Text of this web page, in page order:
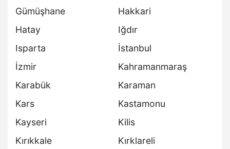
Gümüşhane
Hakkari
Hatay
Iğdır
Isparta
İstanbul
İzmir
Kahramanmaraş
Karabük
Karaman
Kars
Kastamonu
Kayseri
Kilis
Kırıkkale
Kırklareli